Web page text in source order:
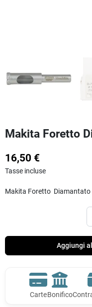
Makita Foretto
16,50 €
Tasse incluse
Makita Foretto Diamantato
Aggiungi
CarteBonifico